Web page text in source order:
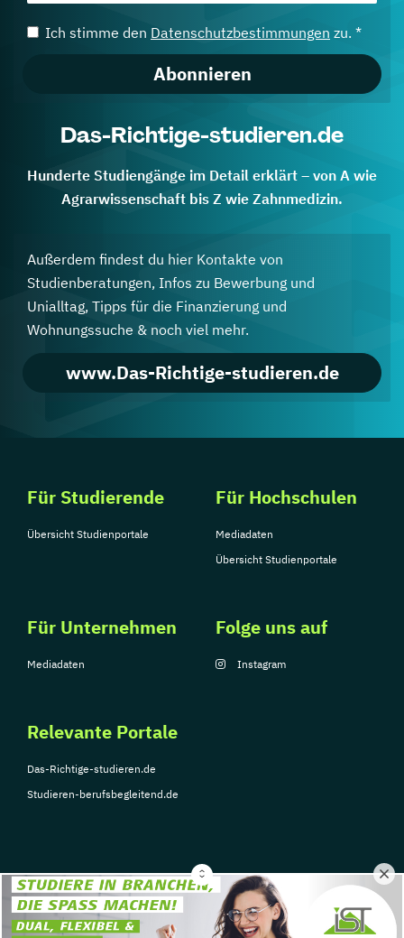
Ich stimme den Datenschutzbestimmungen zu. *
Abonnieren
Das-Richtige-studieren.de
Hunderte Studiengänge im Detail erklärt – von A wie
Agrarwissenschaft bis Z wie Zahnmedizin.
Außerdem findest du hier Kontakte von
Studienberatungen, Infos zu Bewerbung und
Unialltag, Tipps für die Finanzierung und
Wohnungssuche & noch viel mehr.
www.Das-Richtige-studieren.de
Für Studierende
Übersicht Studienportale
Für Hochschulen
Mediadaten
Übersicht Studienportale
Für Unternehmen
Mediadaten
Relevante Portale
Das-Richtige-studieren.de
Studieren-berufsbegleitend.de
Folge uns auf
Instagram
© Copyright 2026, TarGroup Media GmbH